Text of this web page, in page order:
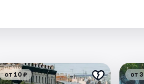
от 10 ₽ от